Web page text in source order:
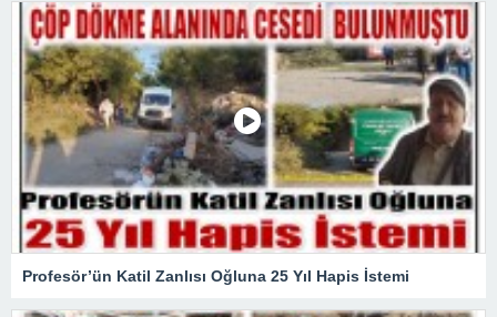
Profesör’ün Katil Zanlısı Oğluna 25 Yıl Hapis İstemi